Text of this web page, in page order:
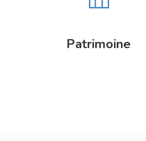
Patrimoine